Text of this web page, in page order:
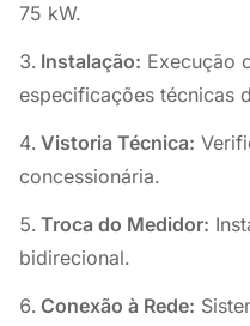
75 kW.
Instalação: Execução
especificações técnicas
Vistoria Técnica:
concessionária.
Troca do Medidor:
bidirecional.
Conexão à Rede: